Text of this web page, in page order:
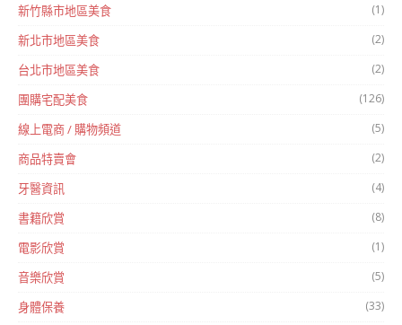
新竹縣市地區美食 (1)
新北市地區美食 (2)
台北市地區美食 (2)
團購宅配美食 (126)
線上電商 / 購物頻道 (5)
商品特賣會 (2)
牙醫資訊 (4)
書籍欣賞 (8)
電影欣賞 (1)
音樂欣賞 (5)
身體保養 (33)